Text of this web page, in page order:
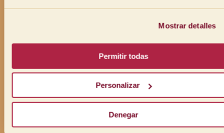
Mostrar detalles
Permitir todas
Personalizar
Denegar